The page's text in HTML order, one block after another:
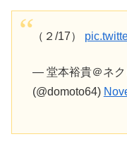
（２/17）
— 堂本裕貴＠ネク
(@domoto64)